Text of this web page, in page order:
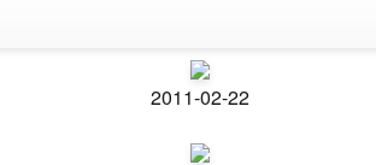
2011-02-22